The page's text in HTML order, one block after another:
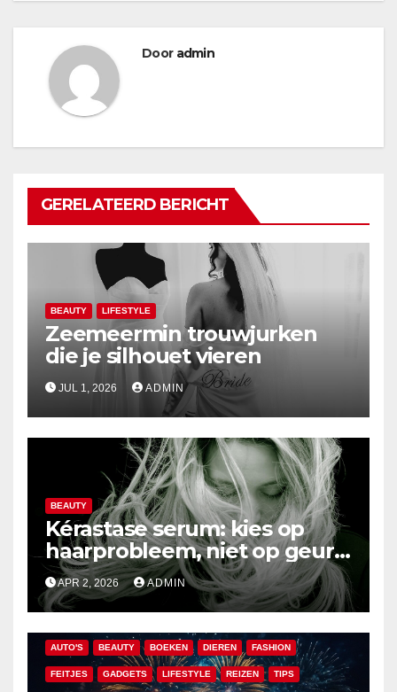
Door admin
GERELATEERD BERICHT
BEAUTY LIFESTYLE
Zeemeermin trouwjurken
die je silhouet vieren
JUL 1, 2026 ADMIN
BEAUTY
Kérastase serum: kies op
haarprobleem, niet op geur
of hype
APR 2, 2026 ADMIN
AUTO'S BEAUTY BOEKEN DIEREN FASHION
FEITJES GADGETS LIFESTYLE REIZEN TIPS